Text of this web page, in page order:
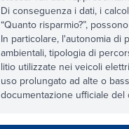
Di conseguenza i dati, i
“Quanto risparmio?”,
In particolare, l'autonomia di
ambientali, tipologia di
litio utilizzate nei veicoli
uso prolungato ad alte o
documentazione ufficiale